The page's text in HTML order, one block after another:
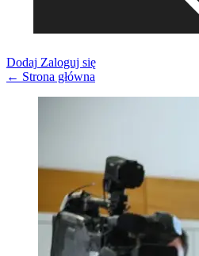
Dodaj Zaloguj się
← Strona główna